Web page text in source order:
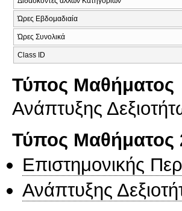
Ώρες Εβδομαδιαία
Ώρες Συνολικά
Class ID
Τύπος Μαθήματος
Ανάπτυξης
Τύπος Μαθήματος
Επιστημονικής
Ανάπτυξης